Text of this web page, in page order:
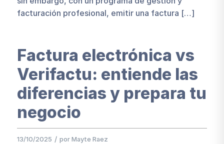
facturación profesional, emitir una factura […]
Factura electrónica vs
Verifactu: entiende las
diferencias y prepara tu
negocio
13/10/2025 / porMayte Raez